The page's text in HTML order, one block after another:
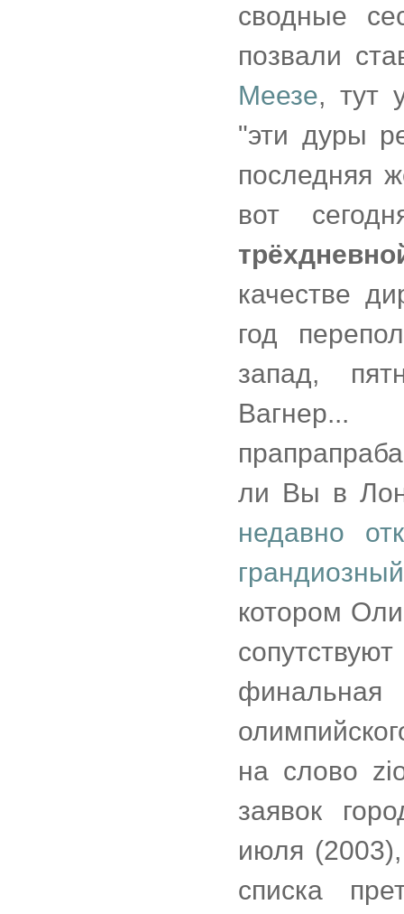
сводные
позвали
Меезе, тут
"эти дуры
последняя
вот
качестве
год
запад,
ли Вы в
недавно
котором
на слово
заявок
июля
списка